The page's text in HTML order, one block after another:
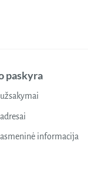
paskyra
informacija